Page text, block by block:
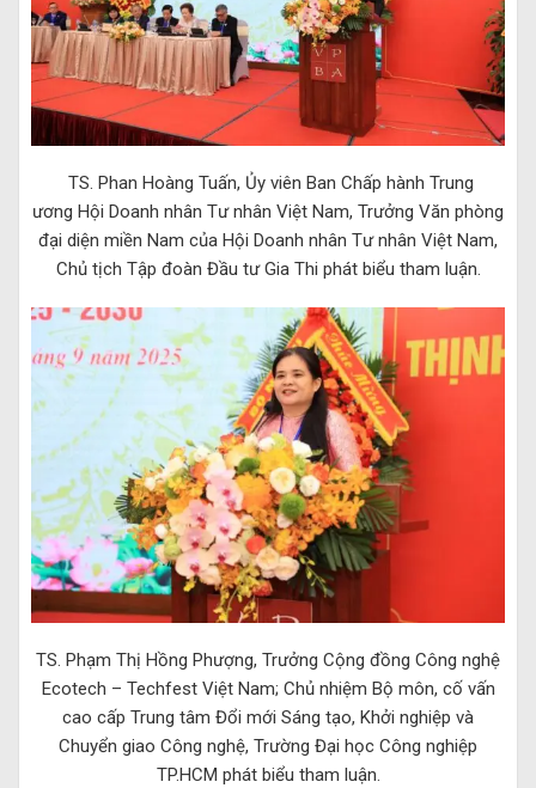
TS. Phan Hoàng Tuấn, Ủy viên Ban Chấp hành Trung
ương Hội Doanh nhân Tư nhân Việt Nam, Trưởng Văn phòng
đại diện miền Nam của Hội Doanh nhân Tư nhân Việt Nam,
Chủ tịch Tập đoàn Đầu tư Gia Thi phát biểu tham luận.
TS. Phạm Thị Hồng Phượng, Trưởng Cộng đồng Công nghệ
Ecotech – Techfest Việt Nam; Chủ nhiệm Bộ môn, cố vấn
cao cấp Trung tâm Đổi mới Sáng tạo, Khởi nghiệp và
Chuyển giao Công nghệ, Trường Đại học Công nghiệp
TP.HCM phát biểu tham luận.